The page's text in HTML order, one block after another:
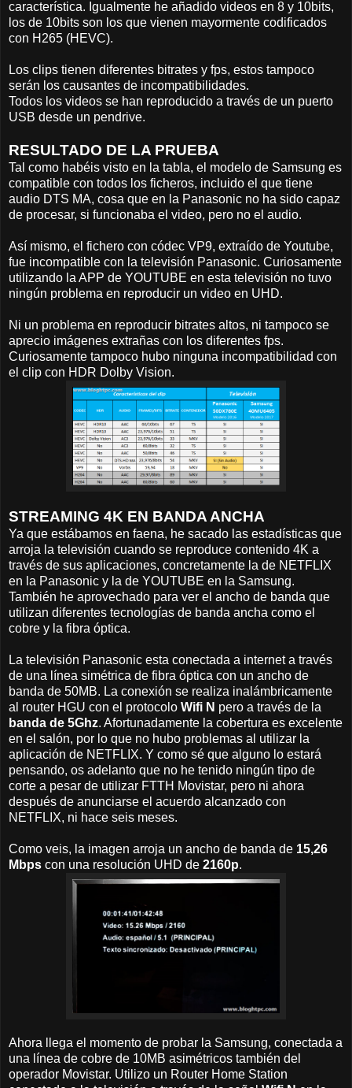
característica. Igualmente he añadido videos en 8 y 10bits,
los de 10bits son los que vienen mayormente codificados
con H265 (HEVC).
Los clips tienen diferentes bitrates y fps, estos tampoco
serán los causantes de incompatibilidades.
Todos los videos se han reproducido a través de un puerto
USB desde un pendrive.
RESULTADO DE LA PRUEBA
Tal como habéis visto en la tabla, el modelo de Samsung es
compatible con todos los ficheros, incluido el que tiene
audio DTS MA, cosa que en la Panasonic no ha sido capaz
de procesar, si funcionaba el video, pero no el audio.
Así mismo, el fichero con códec VP9, extraído de Youtube,
fue incompatible con la televisión Panasonic. Curiosamente
utilizando la APP de YOUTUBE en esta televisión no tuvo
ningún problema en reproducir un video en UHD.
Ni un problema en reproducir bitrates altos, ni tampoco se
aprecio imágenes extrañas con los diferentes fps.
Curiosamente tampoco hubo ninguna incompatibilidad con
el clip con HDR Dolby Vision.
STREAMING 4K EN BANDA ANCHA
Ya que estábamos en faena, he sacado las estadísticas que
arroja la televisión cuando se reproduce contenido 4K a
través de sus aplicaciones, concretamente la de NETFLIX
en la Panasonic y la de YOUTUBE en la Samsung.
También he aprovechado para ver el ancho de banda que
utilizan diferentes tecnologías de banda ancha como el
cobre y la fibra óptica.
La televisión Panasonic esta conectada a internet a través
de una línea simétrica de fibra óptica con un ancho de
banda de 50MB. La conexión se realiza inalámbricamente
al router HGU con el protocolo Wifi N pero a través de la
banda de 5Ghz. Afortunadamente la cobertura es excelente
en el salón, por lo que no hubo problemas al utilizar la
aplicación de NETFLIX. Y como sé que alguno lo estará
pensando, os adelanto que no he tenido ningún tipo de
corte a pesar de utilizar FTTH Movistar, pero ni ahora
después de anunciarse el acuerdo alcanzado con
NETFLIX, ni hace seis meses.
Como veis, la imagen arroja un ancho de banda de 15,26
Mbps con una resolución UHD de 2160p.
Ahora llega el momento de probar la Samsung, conectada a
una línea de cobre de 10MB asimétricos también del
operador Movistar. Utilizo un Router Home Station